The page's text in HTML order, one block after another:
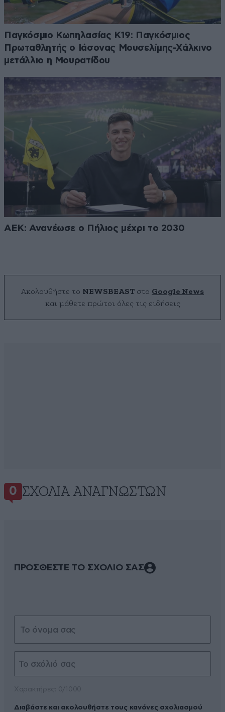
Παγκόσμιο Κωπηλασίας Κ19: Παγκόσμιος
Πρωταθλητής ο Ιάσονας Μουσελίμης-Χάλκινο
μετάλλιο η Μουρατίδου
ΑΕΚ: Ανανέωσε ο Πήλιος μέχρι το 2030
Ακολουθήστε το NEWSBEAST στο Google News
και μάθετε πρώτοι όλες τις ειδήσεις
0 ΣΧΌΛΙΑ ΑΝΑΓΝΩΣΤΏΝ
ΠΡΟΣΘΕΣΤΕ ΤΟ ΣΧΟΛΙΟ ΣΑΣ
Διαβάστε και ακολουθήστε τους κανόνες σχολιασμού